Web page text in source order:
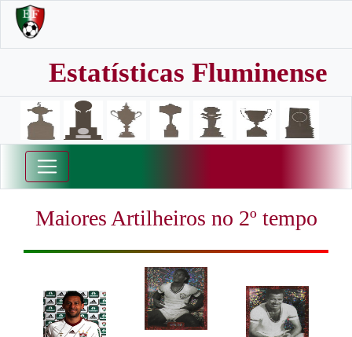
Estatísticas Fluminense
Maiores Artilheiros no 2º tempo